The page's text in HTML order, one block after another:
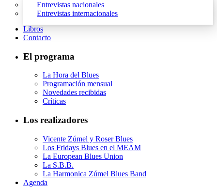
Entrevistas nacionales
Entrevistas internacionales
Libros
Contacto
El programa
La Hora del Blues
Programación mensual
Novedades recibidas
Críticas
Los realizadores
Vicente Zúmel y Roser Blues
Los Fridays Blues en el MEAM
La European Blues Union
La S.B.B.
La Harmonica Zúmel Blues Band
Agenda